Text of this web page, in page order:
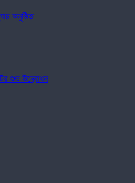
অনুষ্ঠিত
শুভ উদ্বোধন